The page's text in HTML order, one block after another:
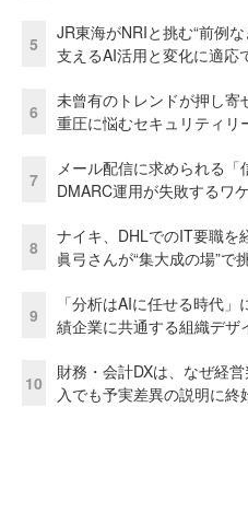
5
JR東海がNRIと挑む“前例
支えるAI活用と変化に適応
6
未曾有のトレンドが押し
重圧に悩むセキュリティリ
7
メール配信に求められる
DMARC運用が失敗するワ
8
ナイキ、DHLでのIT要職
眞弓さんが“集大成の場”で
9
「分析はAIに任せる時代
績企業に共通する組織デザ
10
財務・会計DXは、なぜ経
入でも予実差異の説明に